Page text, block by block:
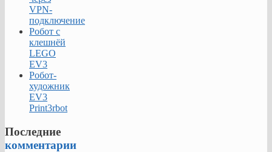
VPN-
подключение
Робот с
клешнёй
LEGO
EV3
Робот-
художник
EV3
Print3rbot
Последние
комментарии